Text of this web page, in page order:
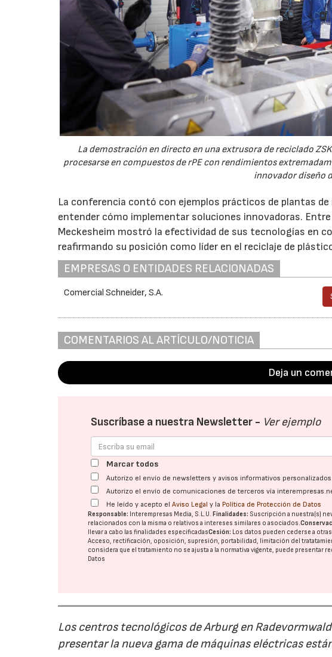
La demostración en directo en una extrusora de reciclado
procesarse en compuestos de rPE con rendimientos
innovador diseño
La conferencia contó con ejemplos prácticos de plantas
entender cómo implementar soluciones innovadoras.
Meckesheim mostró la efectividad de sus tecnologías en
reafirmando su posición como líder en el reciclaje de
EMPRESAS O ENTIDADES RELACIONADAS
Comercial Schneider, S.A.
COMENTARIOS AL ARTÍCULO/NOTICIA
Deja un
Suscríbase a nuestra Newsletter - Ver ejemplo
Marcar todos
Autorizo el envío de newsletters y avisos informativos
Autorizo el envío de comunicaciones de terceros vía
He leído y acepto elAviso Legal y la Política de Protección de Datos
Responsable: Interempresas Media, S.L.U. Finalidades: Suscripción a nuestra(s)
relacionados con la misma o relativos a intereses similares o asociados.
llevar a cabo las finalidades especificadasCesión: Los datos pueden cederse a otras
Acceso, rectificación, oposición, supresión, portabilidad, limitación del
considera que el tratamiento no se ajusta a la normativa vigente, puede presentar
Datos
Los centros tecnológicos de Arburg en
presentar la nueva gama de máquinas eléctricas